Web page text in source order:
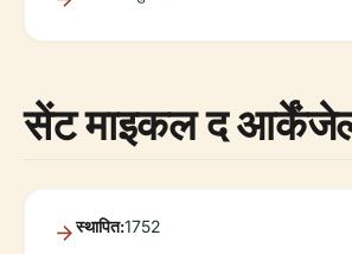
सेंट माइकल द
स्थापित:1752